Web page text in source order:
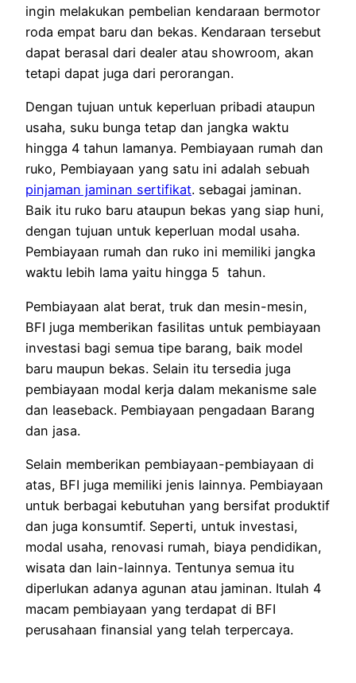
ingin melakukan pembelian kendaraan bermotor
roda empat baru dan bekas. Kendaraan tersebut
dapat berasal dari dealer atau showroom, akan
tetapi dapat juga dari perorangan.
Dengan tujuan untuk keperluan pribadi ataupun
usaha, suku bunga tetap dan jangka waktu
hingga 4 tahun lamanya. Pembiayaan rumah dan
ruko, Pembiayaan yang satu ini adalah sebuah
pinjaman jaminan sertifikat. sebagai jaminan.
Baik itu ruko baru ataupun bekas yang siap huni,
dengan tujuan untuk keperluan modal usaha.
Pembiayaan rumah dan ruko ini memiliki jangka
waktu lebih lama yaitu hingga 5 tahun.
Pembiayaan alat berat, truk dan mesin-mesin,
BFI juga memberikan fasilitas untuk pembiayaan
investasi bagi semua tipe barang, baik model
baru maupun bekas. Selain itu tersedia juga
pembiayaan modal kerja dalam mekanisme sale
dan leaseback. Pembiayaan pengadaan Barang
dan jasa.
Selain memberikan pembiayaan-pembiayaan di
atas, BFI juga memiliki jenis lainnya. Pembiayaan
untuk berbagai kebutuhan yang bersifat produktif
dan juga konsumtif. Seperti, untuk investasi,
modal usaha, renovasi rumah, biaya pendidikan,
wisata dan lain-lainnya. Tentunya semua itu
diperlukan adanya agunan atau jaminan. Itulah 4
macam pembiayaan yang terdapat di BFI
perusahaan finansial yang telah terpercaya.